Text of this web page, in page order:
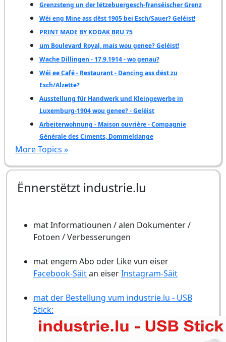
Grenzsteng un der lëtzebuergesch-franséischer Grenz
Wéi eng Mine ass dëst 1905 bei Esch/Sauer? Geléist!
PRINT MADE BY KODAK BRU 75
um Boulevard Royal, mais wou genee? Geléist!
Wache Dillingen - 17.9.1914 - wo genau?
Wéi ee Café - Restaurant - Dancing ass dëst zu
Esch/Alzette?
Ausstellung für Handwerk und Kleingewerbe in
Luxemburg-1904 wou genee? - Geléist
Arbeiterwohnung - Maison ouvrière - Compagnie
Générale des Ciments, Dommeldange
More Topics »
Ënnerstëtzt industrie.lu
mat Informatiounen / alen Dokumenter /
Fotoen / Verbesserungen
mat engem Abo oder Like vun eiser
Facebook-Säitan eiserInstagram-Säit
mat der Bestellung vum industrie.lu - USB
Stick: